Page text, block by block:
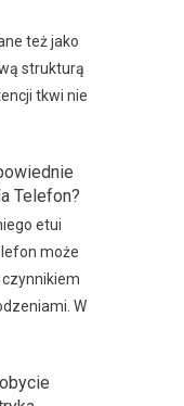
też jako
strukturą
tkwi nie
Telefon?
etui
może
W